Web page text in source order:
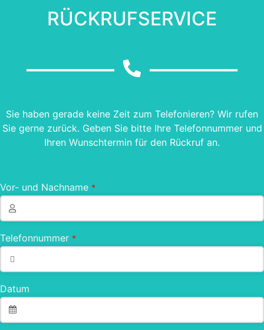
RÜCKRUFSERVICE
Sie haben gerade keine Zeit zum Telefonieren? Wir rufen
Sie gerne zurück. Geben Sie bitte Ihre Telefonnummer und
Ihren Wunschtermin für den Rückruf an.
Vor- und Nachname *
Telefonnummer *
Datum